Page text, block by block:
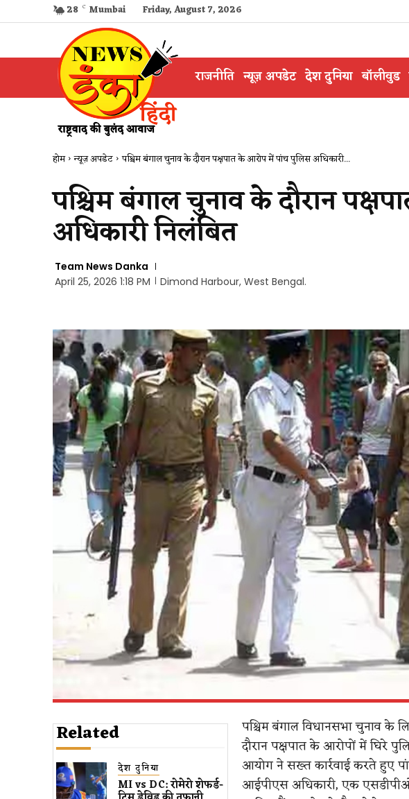
28 C Mumbai Friday, August 7, 2026
राजनीति न्यूज़ अपडेट देश दुनिया बॉलीवुड
होम न्यूज़ अपडेट पश्चिम बंगाल चुनाव के दौरान पक्षपात के आरोप में पांच पुलिस अधिकारी...
पश्चिम बंगाल चुनाव के दौरान
अधिकारी निलंबित
Team News Danka
April 25, 2026 1:18 PM
Dimond Harbour, West Bengal.
Related
देश दुनिया
MI vs DC: रोमेरो शेफर्ड-
पश्चिम बंगाल विधानसभा चुनाव
दौरान पक्षपात के आरोपों में घिरे
आयोग ने सख्त कार्रवाई करते हुए
आईपीएस अधिकारी, एक